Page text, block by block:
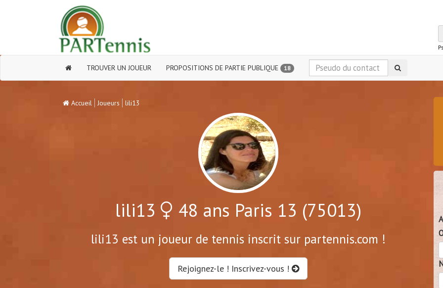
TROUVER UN JOUEUR PROPOSITIONS DE PARTIE PUBLIQUE 18
Accueil Joueurs lili13
lili13 48 ans Paris 13 (75013)
lili13 est un joueur de tennis inscrit sur partennis.com !
Rejoignez-le ! Inscrivez-vous !